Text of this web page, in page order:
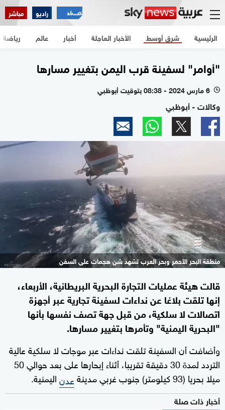
راديو مباشر
الرئيسية الأخبار العاجلة أخبار شرق أوسط عالم رياضة
"أوامر" لسفينة قرب اليمن بتغيير مسارها
l 6 مارس 2024 - 08:38 بتوقيت أبوظبي
وكالات - أبوظبي
منطقة البحر الأحمر وبحر العرب تشهد شن هجمات على السفن
قالت هيئة عمليات التجارة البحرية البريطانية، الأربعاء،
إنها تلقت بلاغا عن نداءات لسفينة تجارية عبر أجهزة
اتصالات لا سلكية، من قبل جهة تصف نفسها بأنها
"البحرية اليمنية" وتأمرها بتغيير مسارها.
وأضافت أن السفينة تلقت نداءات عبر موجات لا سلكية عالية
التردد لمدة 30 دقيقة تقريبا، أثناء إبحارها على بعد حوالي 50
ميلا بحريا (93 كيلومتر) جنوب غربي مدينة
عدناليمنية.
أخبار ذات صلة